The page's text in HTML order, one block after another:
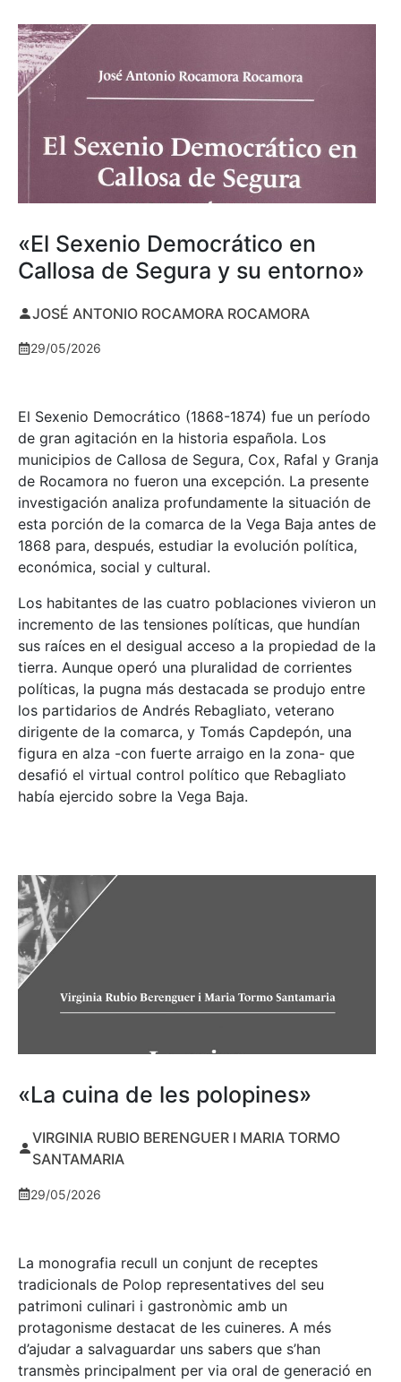
«El Sexenio Democrático en
Callosa de Segura y su entorno»
JOSÉ ANTONIO ROCAMORA ROCAMORA
29/05/2026
El Sexenio Democrático (1868-1874) fue un período
de gran agitación en la historia española. Los
municipios de Callosa de Segura, Cox, Rafal y Granja
de Rocamora no fueron una excepción. La presente
investigación analiza profundamente la situación de
esta porción de la comarca de la Vega Baja antes de
1868 para, después, estudiar la evolución política,
económica, social y cultural.
Los habitantes de las cuatro poblaciones vivieron un
incremento de las tensiones políticas, que hundían
sus raíces en el desigual acceso a la propiedad de la
tierra. Aunque operó una pluralidad de corrientes
políticas, la pugna más destacada se produjo entre
los partidarios de Andrés Rebagliato, veterano
dirigente de la comarca, y Tomás Capdepón, una
figura en alza -con fuerte arraigo en la zona- que
desafió el virtual control político que Rebagliato
había ejercido sobre la Vega Baja.
«La cuina de les polopines»
VIRGINIA RUBIO BERENGUER I MARIA TORMO
SANTAMARIA
29/05/2026
La monografia recull un conjunt de receptes
tradicionals de Polop representatives del seu
patrimoni culinari i gastronòmic amb un
protagonisme destacat de les cuineres. A més
d’ajudar a salvaguardar uns sabers que s’han
transmès principalment per via oral de generació en